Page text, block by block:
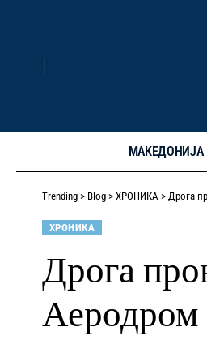
МАКЕДОНИЈА
Trending > Blog > ХРОНИКА > Дрога
ХРОНИКА
Дрога
Аеродром